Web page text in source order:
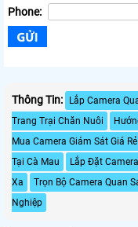
Phone:
Thông Tin: Lắp Camera
Trang Trại Chăn Nuôi
Mua Camera Giám Sát Giá
Tại Cà Mau
Lắp Đặt
Xa
Trọn Bộ Camera Quan
Nghiệp